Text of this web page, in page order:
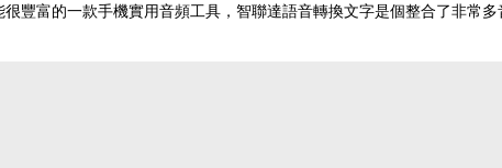
豐富的一款手機實用音頻工具，智聯達語音轉換文字是個整合了非常